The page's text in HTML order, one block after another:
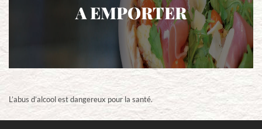
A EMPORTER
L’abus d’alcool est dangereux pour la santé.